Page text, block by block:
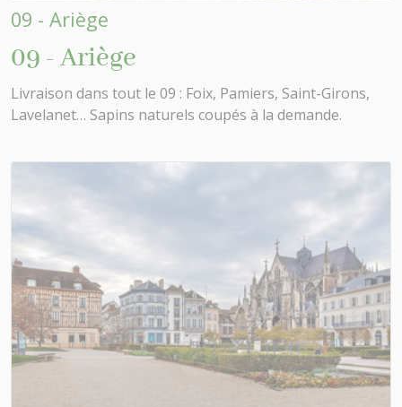
09 - Ariège
09 - Ariège
Livraison dans tout le 09 : Foix, Pamiers, Saint-Girons,
Lavelanet… Sapins naturels coupés à la demande.